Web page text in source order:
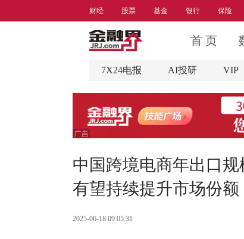
财经 股票 基金 银行 保险
首 页
7X24电报 AI投研 VIP
中国跨境电商年出口
有望持续提升市场份额
2025-06-18 09:05:31